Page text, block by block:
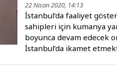
22 Nisan 2020, 14:13
İstanbul’da faaliyet
sahipleri için kumanya
boyunca devam edecek
İstanbul’da ikamet